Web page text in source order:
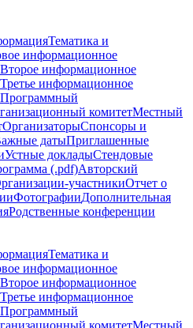
Тематика и
информационное
Второе информационное
Третье информационное
Программный
комитетМестный
ОрганизаторыСпонсоры и
датыПриглашенные
Устные докладыСтендовые
(.pdf)Авторский
участникиОтчет о
ФотографииДополнительная
Родственные конференции
Тематика и
информационное
Второе информационное
Третье информационное
Программный
комитетМестный